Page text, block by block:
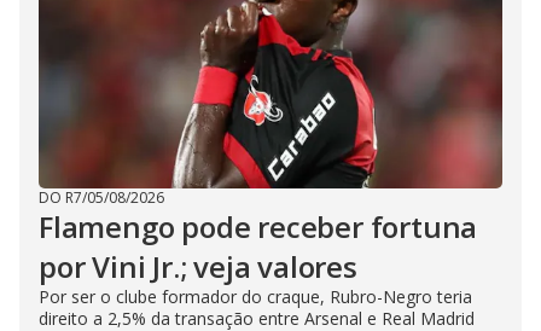
DO R7/05/08/2026
Flamengo pode receber fortuna
por Vini Jr.; veja valores
Por ser o clube formador do craque, Rubro-Negro teria
direito a 2,5% da transação entre Arsenal e Real Madrid